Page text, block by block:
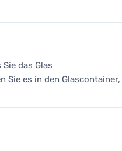
das Glas
Sie es in den Glascontainer,